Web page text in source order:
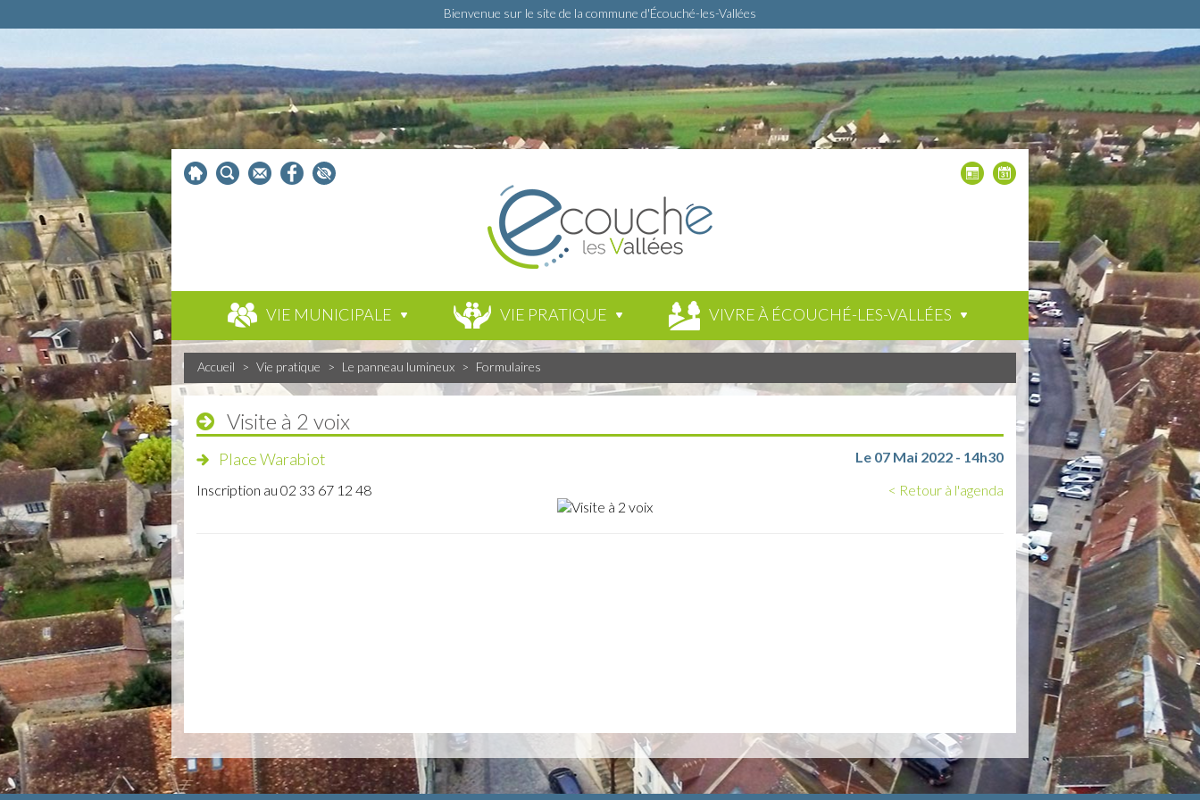
Bienvenue sur le site de la commune d'Écouché-les-Vallées
VIE MUNICIPALE VIE PRATIQUE VIVRE À ÉCOUCHÉ-LES-VALLÉES
Accueil > Vie pratique > Le panneau lumineux > Formulaires
Visite à 2 voix
Place Warabiot
Le 07 Mai 2022 - 14h30
< Retour à l'agenda
Inscription au 02 33 67 12 48